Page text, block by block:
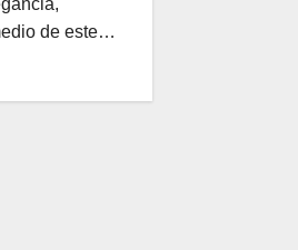
de este…